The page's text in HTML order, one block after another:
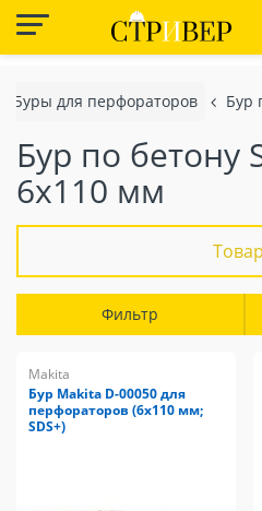
Буры для перфораторов Бур
Бур по бетону
6x110 мм
Фильтр
Makita
Бур Makita D-00050 для
перфораторов (6х110 мм;
SDS+)